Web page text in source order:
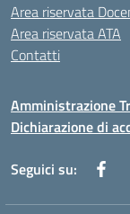
Area riservata
Area riservata ATA
Contatti
Amministrazione
Dichiarazione di
Seguici su: